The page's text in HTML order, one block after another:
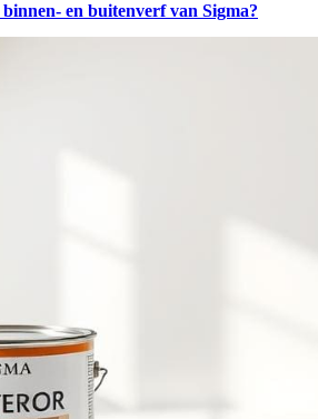
en buitenverf van Sigma?